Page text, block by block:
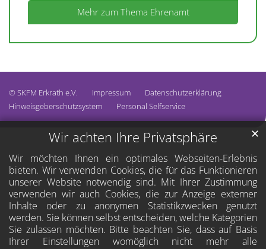
Wir achten Ihre Privatsphäre
Wir möchten Ihnen ein optimales Webseiten-Erlebnis
bieten. Wir verwenden Cookies, die für das Funktionieren
unserer Website notwendig sind. Mit Ihrer Zustimmung
verwenden wir auch Cookies, die zur Anzeige externer
Inhalte oder zu anonymen Statistikzwecken genutzt
werden. Sie können selbst entscheiden, welche Kategorien
Sie zulassen möchten. Bitte beachten Sie, dass auf Basis
Ihrer Einstellungen womöglich nicht mehr alle
✕
Mehr zum Thema Ehrenamt
© SKFM Erkrath e.V. Impressum
Datenschutzerklärung
Hinweisgeberschutzsystem
Personal Selfservice